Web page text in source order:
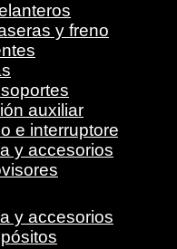
y freno
auxiliar
e interruptores
y accesorios
y accesorios